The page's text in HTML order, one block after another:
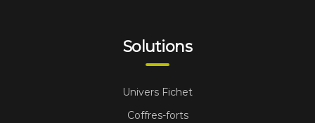
Solutions
Univers Fichet
Coffres-forts